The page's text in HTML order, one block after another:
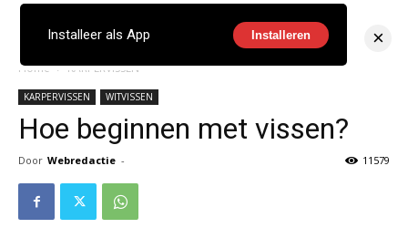
Home KARPERVISSEN
KARPERVISSEN WITVISSEN
Hoe beginnen met vissen?
Door Webredactie - 11579
Installeer als App Installeren ×